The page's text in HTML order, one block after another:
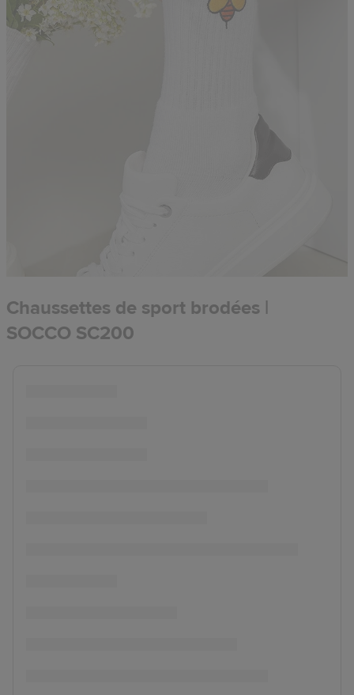
Chaussettes de sport brodées |
SOCCO SC200